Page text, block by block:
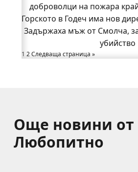
Годеч, десетки
битката с огъня
Полицията влиза в селата
Възможни са прекъсвания
от община
доброволци на пожара
Горското в Годеч има нов
Задържаха мъж от Смолча,
убийство
1 2Следваща страница »
Още новини от
Любопитно